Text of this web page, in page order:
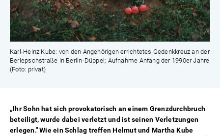
Karl-Heinz Kube: von den Angehörigen errichtetes Gedenkkreuz an der
Berlepschstraße in Berlin-Düppel; Aufnahme Anfang der 1990er Jahre
(Foto: privat)
„Ihr Sohn hat sich provokatorisch an einem Grenzdurchbruch
beteiligt, wurde dabei verletzt und ist seinen Verletzungen
erlegen." Wie ein Schlag treffen Helmut und Martha Kube